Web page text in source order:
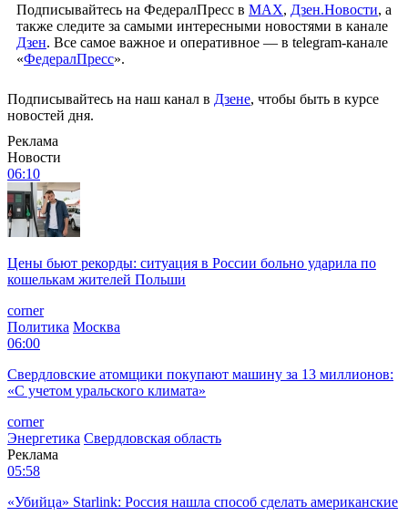
Подписывайтесь на ФедералПресс в МАХ, Дзен.Новости, а
также следите за самыми интересными новостями в канале
Дзен. Все самое важное и оперативное — в telegram-канале
«ФедералПресс».
Подписывайтесь на наш канал в Дзене, чтобы быть в курсе
новостей дня.
Реклама
Новости
06:10
Цены бьют рекорды: ситуация в России больно ударила по
кошелькам жителей Польши
corner
Политика Москва
06:00
Свердловские атомщики покупают машину за 13 миллионов:
«С учетом уральского климата»
corner
Энергетика Свердловская область
Реклама
05:58
«Убийца» Starlink: Россия нашла способ сделать американские